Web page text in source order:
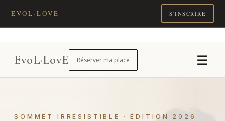
EvoL·LovE ☰
Réserver ma place
SOMMET IRRÉSISTIBLE · ÉDITION 2026
EVOL·LOVE S'INSCRIRE